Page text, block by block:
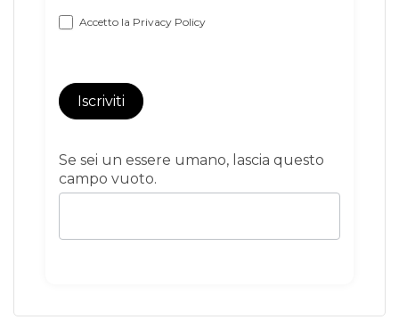
Accetto la Privacy Policy
Iscriviti
Se sei un essere umano, lascia questo
campo vuoto.